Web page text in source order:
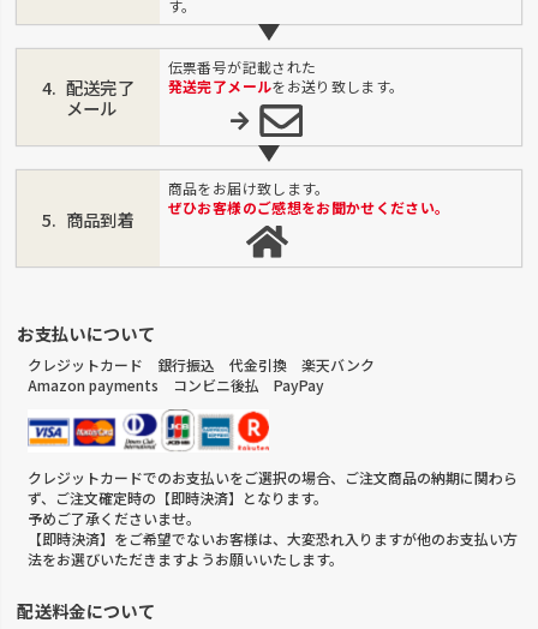
す。
配送完了
メール
伝票番号が記載された
発送完了メールをお送り致します。
商品到着
商品をお届け致します。
ぜひお客様のご感想をお聞かせください。
お支払いについて
クレジットカード 銀行振込 代金引換 楽天バンク
Amazon payments コンビニ後払 PayPay
クレジットカードでのお支払いをご選択の場合、ご注文商品の納期に関わら
ず、ご注文確定時の【即時決済】となります。
予めご了承くださいませ。
【即時決済】をご希望でないお客様は、大変恐れ入りますが他のお支払い方
法をお選びいただきますようお願いいたします。
配送料金について